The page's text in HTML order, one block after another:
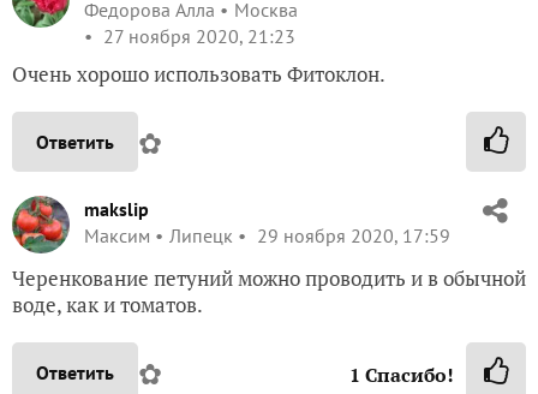
Федорова Алла
Москва
27 ноября 2020, 21:23
Очень хорошо использовать Фитоклон.
Ответить ✿
makslip
Максим
Липецк 29 ноября 2020, 17:59
Черенкование петуний можно проводить и в обычной
воде, как и томатов.
Ответить ✿ 1 Спасибо!